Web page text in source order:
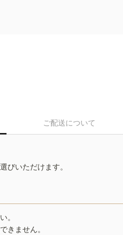
ご配送について
びいただけます。
。
きません。